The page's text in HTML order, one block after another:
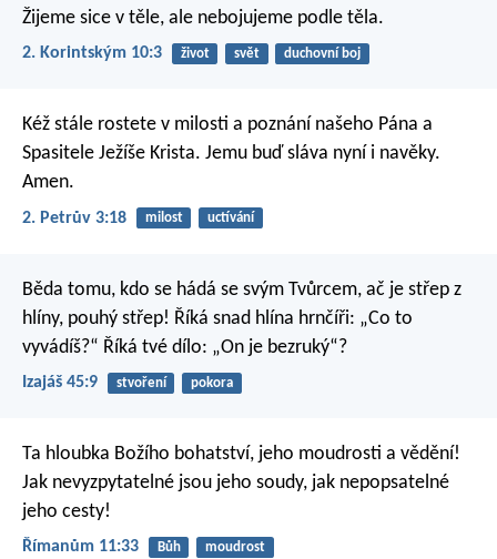
Žijeme sice v těle, ale nebojujeme podle těla.
2. Korintským 10:3 život svět duchovní boj
Kéž stále rostete v milosti a poznání našeho Pána a
Spasitele Ježíše Krista. Jemu buď sláva nyní i navěky.
Amen.
2. Petrův 3:18 milost uctívání
Běda tomu, kdo se hádá se svým Tvůrcem, ač je střep z
hlíny, pouhý střep! Říká snad hlína hrnčíři: „Co to
vyvádíš?“ Říká tvé dílo: „On je bezruký“?
Izajáš 45:9 stvoření pokora
Ta hloubka Božího bohatství, jeho moudrosti a vědění!
Jak nevyzpytatelné jsou jeho soudy, jak nepopsatelné
jeho cesty!
Římanům 11:33 Bůh moudrost